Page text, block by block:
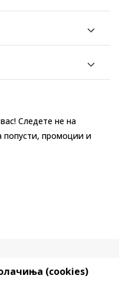
Следете не на
попусти, промоции и
(cookies)